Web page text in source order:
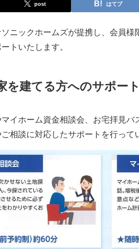
post はてブ
ニックホームズが提携し、会員
トいたします。
を建てる方へのサポート
イホーム資金相談会、お宅拝見バ
相談に対応したサポートを行って